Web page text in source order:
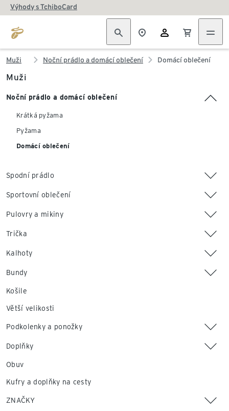
Výhody s TchiboCard
Muži Noční prádlo a domácí oblečení Domácí oblečení
Muži
Noční prádlo a domácí oblečení
Krátká pyžama
Pyžama
Domácí oblečení
Spodní prádlo
Sportovní oblečení
Pulovry a mikiny
Trička
Kalhoty
Bundy
Košile
Větší velikosti
Podkolenky a ponožky
Doplňky
Obuv
Kufry a doplňky na cesty
ZNAČKY